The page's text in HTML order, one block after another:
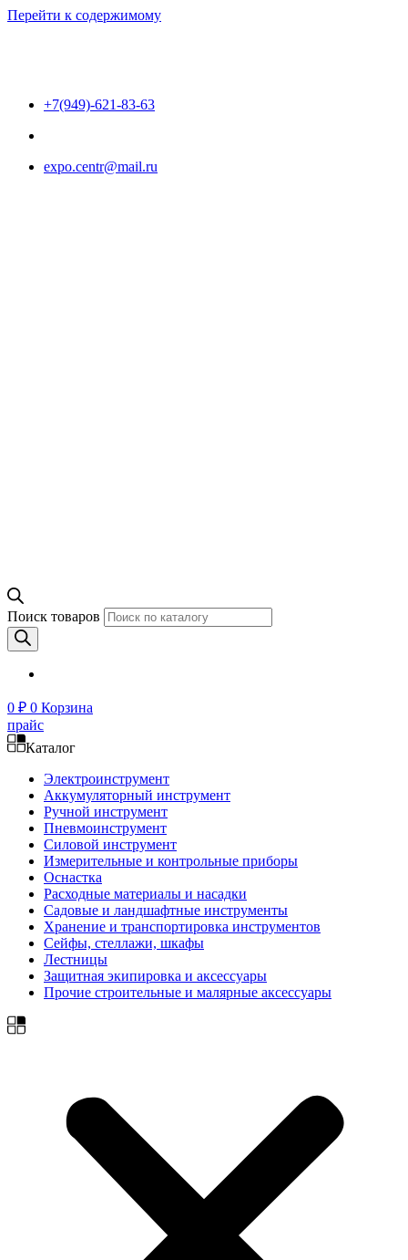
Перейти к содержимому
+7(949)-621-83-63
expo.centr@mail.ru
Поиск товаров
0 ₽ 0 Корзина
прайс
Каталог
Электроинструмент
Аккумуляторный инструмент
Ручной инструмент
Пневмоинструмент
Силовой инструмент
Измерительные и контрольные приборы
Оснастка
Расходные материалы и насадки
Садовые и ландшафтные инструменты
Хранение и транспортировка инструментов
Сейфы, стеллажи, шкафы
Лестницы
Защитная экипировка и аксессуары
Прочие строительные и малярные аксессуары